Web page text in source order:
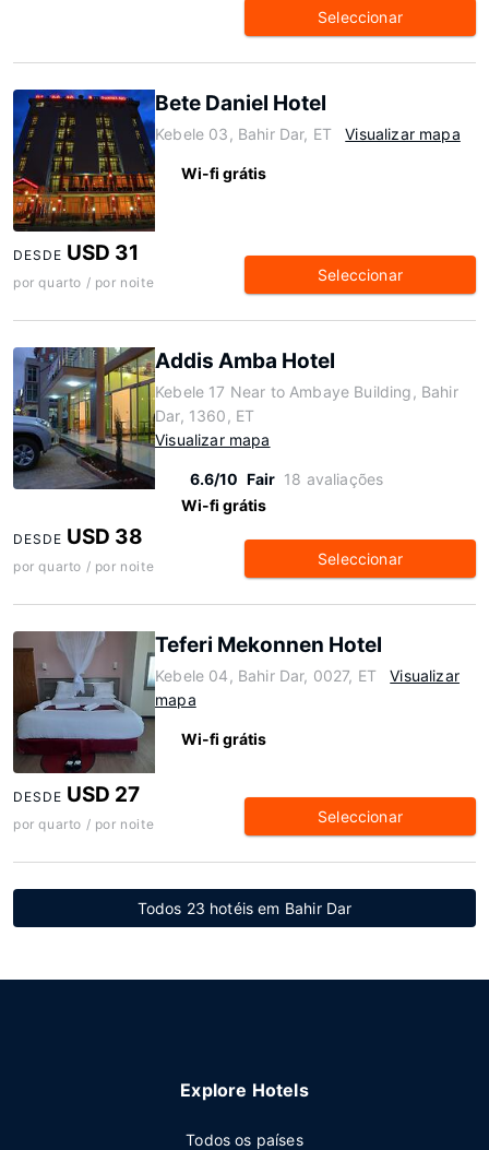
Seleccionar
Bete Daniel Hotel
Kebele 03, Bahir Dar, ET Visualizar mapa
Wi-fi grátis
DESDE USD 31
por quarto / por noite Seleccionar
Addis Amba Hotel
Kebele 17 Near to Ambaye Building, Bahir
Dar, 1360, ET
Visualizar mapa
6.6/10 Fair 18 avaliações
Wi-fi grátis
DESDE USD 38
por quarto / por noite Seleccionar
Teferi Mekonnen Hotel
Kebele 04, Bahir Dar, 0027, ET
Visualizar
mapa
Wi-fi grátis
DESDE USD 27
por quarto / por noite Seleccionar
Todos 23 hotéis em Bahir Dar
Explore Hotels
Todos os países